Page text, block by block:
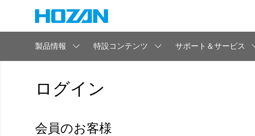
製品情報 特設コンテンツ サポート＆サービス
ログイン
会員のお客様